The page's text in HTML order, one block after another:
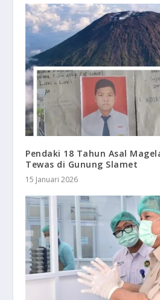
Pendaki 18 Tahun Asal
Tewas di Gunung Slamet
15 Januari 2026